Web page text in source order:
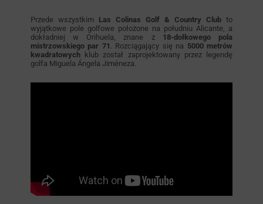
Przede wszystkim Las Colinas Golf & Country Club to
wyjątkowe pole golfowe położone na południu Alicante, a
dokładniej w Orihuela, znane z 18-dołkowego pola
mistrzowskiego par 71 . Rozciągający się na 5000 metrów
kwadratowychklub został zaprojektowany przez legendę
golfa Miguela Ángela Jiméneza.